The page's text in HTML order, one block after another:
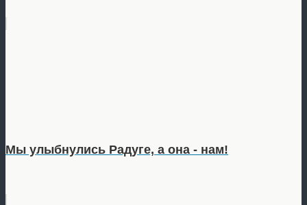
Мы улыбнулись Радуге, а она - нам!